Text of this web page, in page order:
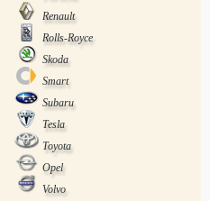
Renault
Rolls-Royce
Skoda
Smart
Subaru
Tesla
Toyota
Opel
Volvo